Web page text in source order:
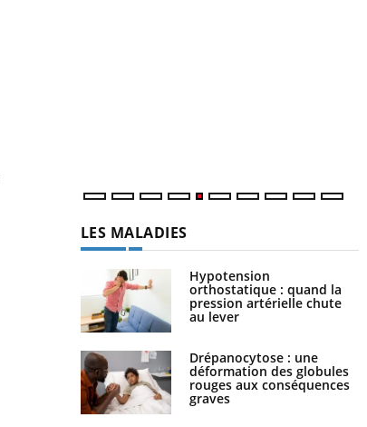
LES MALADIES
Hypotension
orthostatique : quand la
pression artérielle chute
au lever
Drépanocytose : une
déformation des globules
rouges aux conséquences
graves